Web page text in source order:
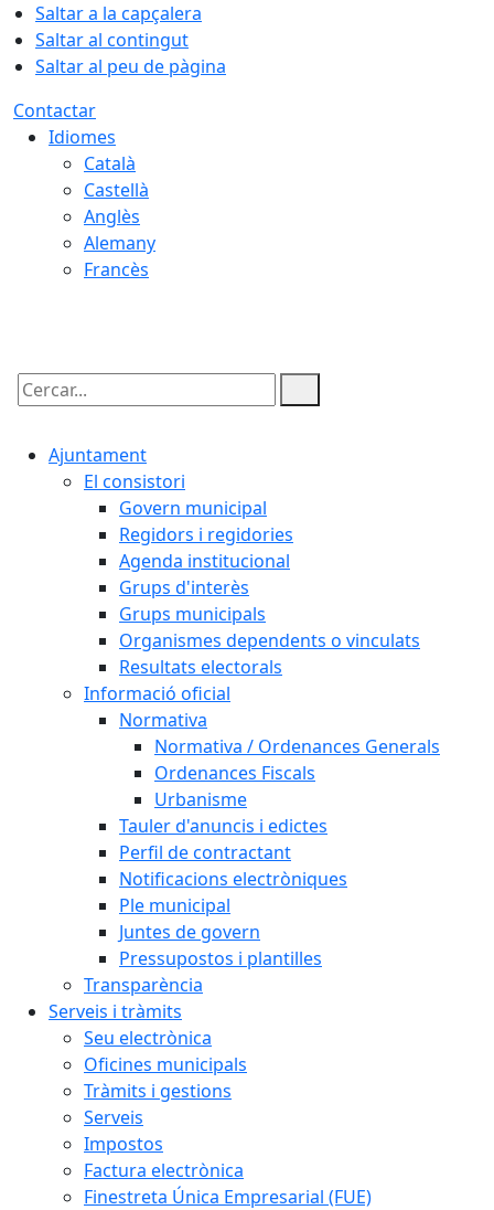
Saltar a la capçalera
Saltar al contingut
Saltar al peu de pàgina
Contactar
Idiomes
Català
Castellà
Anglès
Alemany
Francès
Cercar:
Ajuntament
El consistori
Govern municipal
Regidors i regidories
Agenda institucional
Grups d'interès
Grups municipals
Organismes dependents o vinculats
Resultats electorals
Informació oficial
Normativa
Normativa / Ordenances Generals
Ordenances Fiscals
Urbanisme
Tauler d'anuncis i edictes
Perfil de contractant
Notificacions electròniques
Ple municipal
Juntes de govern
Pressupostos i plantilles
Transparència
Serveis i tràmits
Seu electrònica
Oficines municipals
Tràmits i gestions
Serveis
Impostos
Factura electrònica
Finestreta Única Empresarial (FUE)